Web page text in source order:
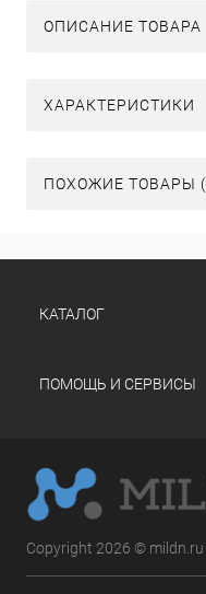
ОПИСАНИЕ ТОВАРА
ХАРАКТЕРИСТИКИ
ПОХОЖИЕ ТОВАРЫ
КАТАЛОГ
ПОМОЩЬ И СЕРВИСЫ
Copyright 2026 ©